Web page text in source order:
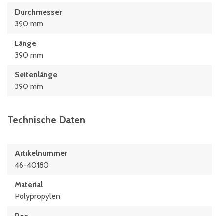
Durchmesser
390 mm
Länge
390 mm
Seitenlänge
390 mm
Technische Daten
Artikelnummer
46-40180
Material
Polypropylen